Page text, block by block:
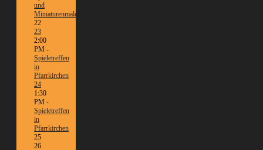
und
Miniaturenmalen/Tabletop
22
23
2:00
PM -
Spieletreffen
in
Pfarrkirchen
24
1:30
PM -
Spieletreffen
in
Pfarrkirchen
25
26